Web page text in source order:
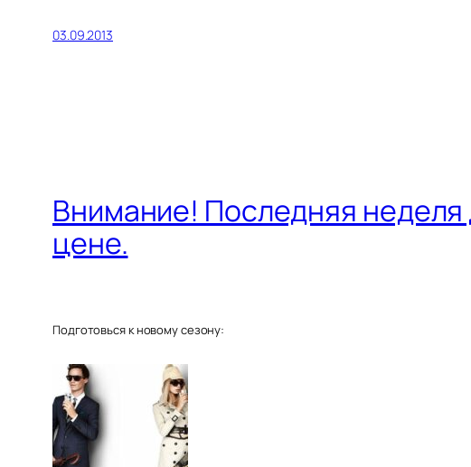
03.09.2013
Внимание! Последняя неделя
цене.
Подготовься к новому сезону: